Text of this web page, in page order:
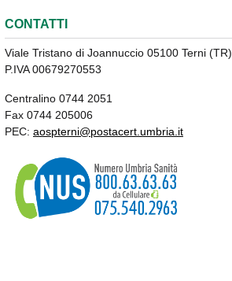
CONTATTI
Viale Tristano di Joannuccio 05100 Terni (TR)
P.IVA 00679270553
Centralino 0744 2051
Fax 0744 205006
PEC: aospterni@postacert.umbria.it